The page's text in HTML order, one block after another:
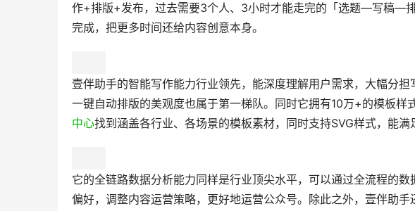
作+排版+发布，过去需要3个人、3小时才能走完的「选题—写稿—
完成，把更多时间还给内容创意本身。
壹伴助手的智能写作能力行业领先，能深度理解用户需求，大幅分担
一键自动排版的美观度也属于第一梯队。同时它拥有10万+的模板样
中心找到涵盖各行业、各场景的模板素材，同时支持SVG样式，能满
它的全链路数据分析能力同样是行业顶尖水平，可以通过全流程的
偏好，调整内容运营策略，更好地运营公众号。除此之外，壹伴助